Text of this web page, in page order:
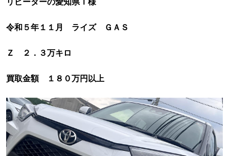
令和５年１１月 ライズ ＧＡＳ
Ｚ ２．３万キロ
買取金額 １８０万円以上